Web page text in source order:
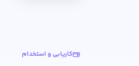
کاریابی و استخدامرشته تحصیلی